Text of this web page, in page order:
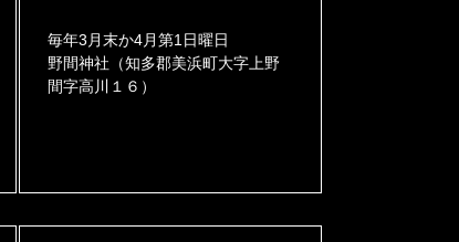
毎年3月末か4月第1日曜日
野間神社（知多郡美浜町大字上野
間字高川１６）